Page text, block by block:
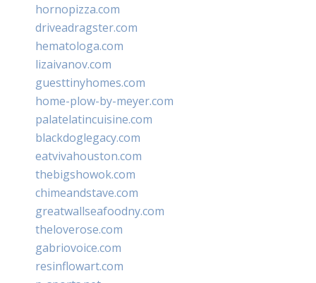
hornopizza.com
driveadragster.com
hematologa.com
lizaivanov.com
guesttinyhomes.com
home-plow-by-meyer.com
palatelatincuisine.com
blackdoglegacy.com
eatvivahouston.com
thebigshowok.com
chimeandstave.com
greatwallseafoodny.com
theloverose.com
gabriovoice.com
resinflowart.com